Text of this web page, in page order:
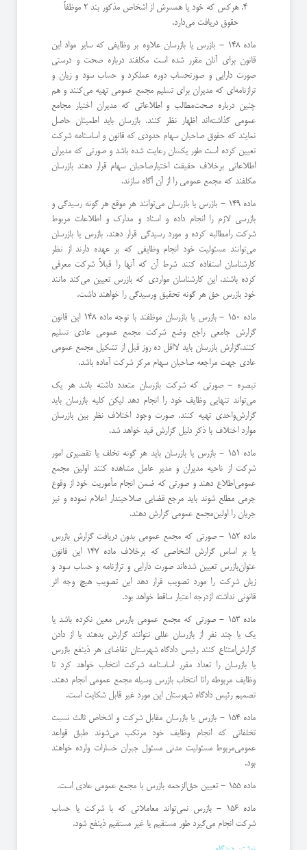
هركس كه خود یا همسرش از اشخاص مذكور بند 2 موظفاً
حقوق دریافت می‌دارد.
ماده 148 - بازرس یا بازرسان علاوه بر وظایفی كه سایر مواد این
قانون برای آنان مقرر شده است مكلفند درباره صحت و درستی
صورت دارایی‌ و صورتحساب دوره عملكرد و حساب سود و زیان و
ترازنامه‌ای كه مدیران برای تسلیم مجمع عمومی تهیه می‌كنند و هم
چنین درباره صحت‌مطالب و اطلاعاتی كه مدیران اختیار مجامع
عمومی گذاشته‌اند اظهار نظر كنند. بازرسان باید اطمینان حاصل
نمایند كه حقوق صاحبان سهام ‌حدودی كه قانون و اساسنامه شركت
تعیین كرده است طور یكسان رعایت شده باشد و صورتی كه مدیران
اطلاعاتی برخلاف حقیقت اختیار‌صاحبان سهام قرار دهند بازرسان
مكلفند كه مجمع عمومی را از آن آگاه سازند.
ماده 149 - بازرس یا بازرسان می‌توانند هر موقع هر گونه رسیدگی و
بازرسی لازم را انجام داده و اسناد و مدارك و اطلاعات مربوط
شركت را‌مطالبه كرده و مورد رسیدگی قرار دهند. بازرس یا بازرسان
می‌توانند مسئولیت خود انجام وظایفی كه بر عهده دارند از نظر
كارشناسان استفاده كنند‌ شرط آن كه آنها را قبلاً شركت معرفی
كرده باشند. این كارشناسان مواردی كه بازرس تعیین می‌كند مانند
خود بازرس حق هر گونه تحقیق و‌رسیدگی را خواهند داشت.
ماده 150 - بازرس یا بازرسان موظفند با توجه ماده 148 این قانون
گزارش جامعی راجع وضع شركت مجمع عمومی عادی تسلیم
كنند.‌گزارش بازرسان باید لااقل ده روز قبل از تشكیل مجمع عمومی
عادی جهت مراجعه صاحبان سهام مركز شركت آماده باشد.
‌تبصره - صورتی كه شركت بازرسان متعدد داشته باشد هر یك
می‌تواند تنهایی وظایف خود را انجام دهد لیكن كلیه بازرسان باید
گزارش‌واحدی تهیه كنند. صورت وجود اختلاف نظر بین بازرسان
موارد اختلاف با ذكر دلیل گزارش قید خواهد شد.
ماده 151 - بازرس یا بازرسان باید هر گونه تخلف یا تقصیری امور
شركت از ناحیه مدیران و مدیر عامل مشاهده كنند اولین مجمع
عمومی‌اطلاع دهند و صورتی كه ضمن انجام مأموریت خود از وقوع
جرمی مطلع شوند باید مرجع قضایی صلاحیتدار اعلام نموده و نیز
جریان را اولین‌مجمع عمومی گزارش دهند.
ماده 152 - صورتی كه مجمع عمومی بدون دریافت گزارش بازرس
یا بر اساس گزارش اشخاصی كه برخلاف ماده 147 این قانون
عنوان‌بازرس تعیین شده‌اند صورت دارایی و ترازنامه و حساب سود و
زیان شركت را مورد تصویب قرار دهد این تصویب هیچ وجه اثر
قانونی نداشته از‌درجه اعتبار ساقط خواهد بود.
ماده 153 - صورتی كه مجمع عمومی بازرس معین نكرده باشد یا
یك یا چند نفر از بازرسان عللی نتوانند گزارش بدهند یا از دادن
گزارش‌امتناع كنند رئیس دادگاه شهرستان تقاضای هر ذینفع بازرس
یا بازرسان را تعداد مقرر اساسنامه شركت انتخاب خواهد كرد تا
وظایف مربوطه را‌تا انتخاب بازرس وسیله مجمع عمومی انجام دهند.
تصمیم رئیس دادگاه شهرستان این مورد غیر قابل شكایت است.
ماده 154 - بازرس یا بازرسان مقابل شركت و اشخاص ثالث نسبت
تخلفاتی كه انجام وظایف خود مرتكب می‌شوند طبق قواعد
عمومی‌مربوط مسئولیت مدنی مسئول جبران خسارات وارده خواهند
بود.
ماده 155 - تعیین حق‌الزحمه بازرس با مجمع عمومی عادی است.
ماده 156 - بازرس نمی‌تواند معاملاتی كه با شركت یا حساب
شركت انجام می‌گیرد طور مستقیم یا غیر مستقیم ذینفع شود.